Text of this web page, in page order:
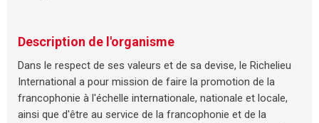
Description de l'organisme
Dans le respect de ses valeurs et de sa devise, le Richelieu
International a pour mission de faire la promotion de la
francophonie à l'échelle internationale, nationale et locale,
ainsi que d'être au service de la francophonie et de la